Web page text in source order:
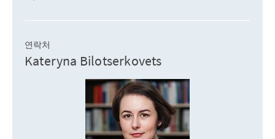
연락처
Kateryna Bilotserkovets